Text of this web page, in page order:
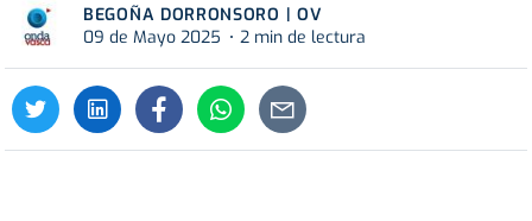
BEGOÑA DORRONSORO | OV
09 de Mayo 2025
2 min de lectura